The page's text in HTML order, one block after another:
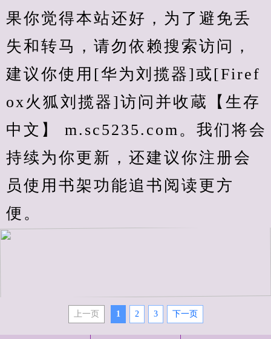
果你觉得本站还好，为了避免丢
失和转马，请勿依赖搜索访问，
建议你使用[华为刘揽器]或[Firef
ox火狐刘揽器]访问并收蔵【生存
中文】 m.sc5235.com。我们将会
持续为你更新，还建议你注册会
员使用书架功能追书阅读更方
便。
上一页 1 2 3 下一页